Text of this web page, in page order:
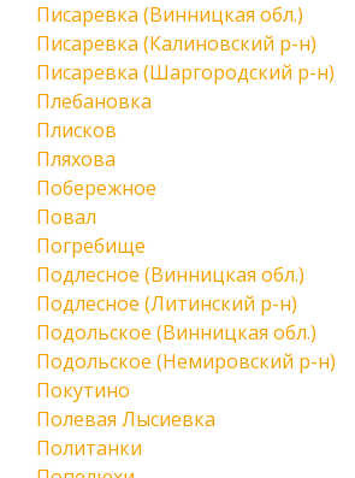
Писаревка (Винницкая обл.)
Писаревка (Калиновский р-н)
Писаревка (Шаргородский р-н)
Плебановка
Плисков
Пляхова
Побережное
Повал
Погребище
Подлесное (Винницкая обл.)
Подлесное (Литинский р-н)
Подольское (Винницкая обл.)
Подольское (Немировский р-н)
Покутино
Полевая Лысиевка
Политанки